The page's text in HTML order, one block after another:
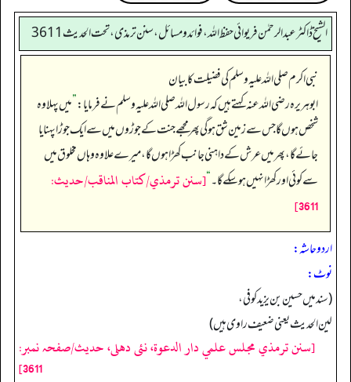
الشیخ ڈاکٹر عبد الرحمٰن فریوائی حفظ اللہ، فوائد و مسائل، سنن ترمذی، تحت الحديث 3611
نبی اکرم صلی الله علیہ وسلم کی فضیلت کا بیان
ابوہریرہ رضی الله عنہ کہتے ہیں کہ رسول اللہ صلی اللہ علیہ وسلم نے فرمایا:”میں پہلا وہ
شخص ہوں گا جس سے زمین شق ہو گی پھر مجھے جنت کے جوڑوں میں سے ایک جوڑا پہنایا
جائے گا، پھر میں عرش کے داہنی جانب کھڑا ہوں گا، میرے علاوہ وہاں مخلوق میں
سے کوئی اور کھڑا نہیں ہو سکے گا۔‏‏‏‏“[سنن ترمذي/كتاب المناقب/حدیث:
3611]
اردو حاشہ:
نوٹ:
(سند میں حسین بن یزید کوفی،
لین الحدیث یعنی ضعیف راوی ہیں)
[سنن ترمذي مجلس علمي دار الدعوة، نئى دهلى، حدیث/صفحہ نمبر:
3611]